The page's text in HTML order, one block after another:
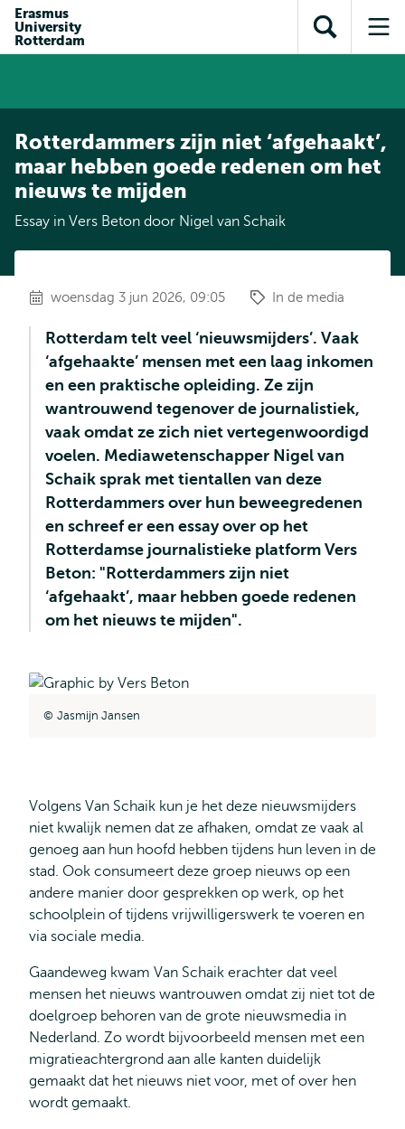
inhoud
Direct naar
subnavigatie
Erasmus
University
Rotterdam
Toon
zoekveld
Rotterdammers zijn niet ‘afgehaakt’,
maar hebben goede redenen om het
nieuws te mijden
Essay in Vers Beton door Nigel van Schaik
woensdag 3 jun 2026, 09:05 In de media
Rotterdam telt veel ‘nieuwsmijders’. Vaak
‘afgehaakte’ mensen met een laag inkomen
en een praktische opleiding. Ze zijn
wantrouwend tegenover de journalistiek,
vaak omdat ze zich niet vertegenwoordigd
voelen. Mediawetenschapper Nigel van
Schaik sprak met tientallen van deze
Rotterdammers over hun beweegredenen
en schreef er een essay over op het
Rotterdamse journalistieke platform Vers
Beton: "Rotterdammers zijn niet
‘afgehaakt’, maar hebben goede redenen
om het nieuws te mijden".
Jasmijn Jansen
Volgens Van Schaik kun je het deze nieuwsmijders
niet kwalijk nemen dat ze afhaken, omdat ze vaak al
genoeg aan hun hoofd hebben tijdens hun leven in de
stad. Ook consumeert deze groep nieuws op een
andere manier door gesprekken op werk, op het
schoolplein of tijdens vrijwilligerswerk te voeren en
via sociale media.
Gaandeweg kwam Van Schaik erachter dat veel
mensen het nieuws wantrouwen omdat zij niet tot de
doelgroep behoren van de grote nieuwsmedia in
Nederland. Zo wordt bijvoorbeeld mensen met een
migratieachtergrond aan alle kanten duidelijk
gemaakt dat het nieuws niet voor, met of over hen
wordt gemaakt.